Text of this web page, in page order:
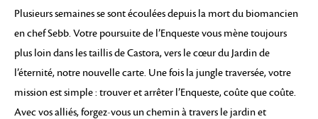
Plusieurs semaines se sont écoulées depuis la mort du biomancien
en chef Sebb. Votre poursuite de l’Enqueste vous mène toujours
plus loin dans les taillis de Castora, vers le cœur du Jardin de
l’éternité, notre nouvelle carte. Une fois la jungle traversée, votre
mission est simple : trouver et arrêter l’Enqueste, coûte que coûte.
Avec vos alliés, forgez-vous un chemin à travers le jardin et